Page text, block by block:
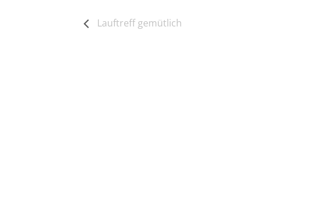
Lauftreff gemütlich